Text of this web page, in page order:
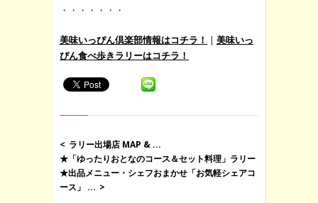
・・・・・・・
美味いっぴん倶楽部情報はコチラ！ | 美味いっ
ぴん食べ歩きラリーはコチラ！
ラリー出場店 MAP & ...
★「ゆったりおとなのコース＆セット料理」ラリー
★出品メニュー・シェフおまかせ「お気軽シェアコ
ース」 ...